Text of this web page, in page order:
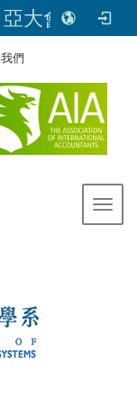
亞洲大學會計與資訊學系( 亞大會資系官網) | Asia University, Taiwan
們